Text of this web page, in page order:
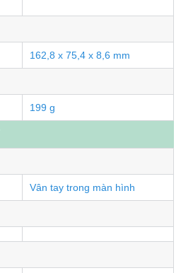
162,8 x 75,4 x 8,6 mm
199 g
Vân tay trong màn hình